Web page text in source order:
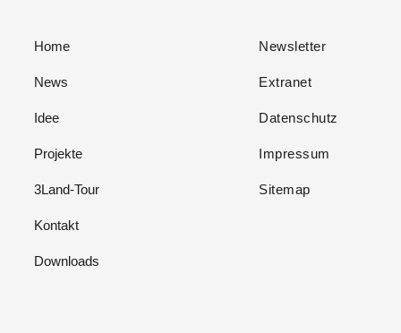
Home
News
Idee
Projekte
3Land-Tour
Kontakt
Downloads
Newsletter
Extranet
Datenschutz
Impressum
Sitemap